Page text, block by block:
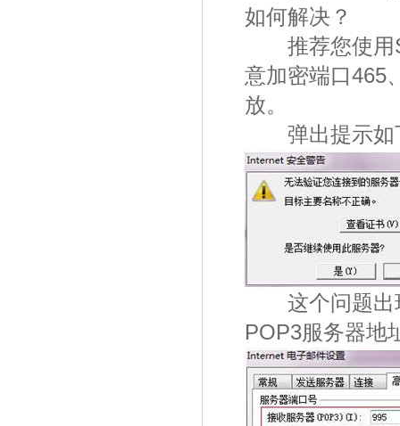
如何解决？
推荐您使用
意加密端口465
放。
弹出提示如
这个问题出现
POP3服务器地